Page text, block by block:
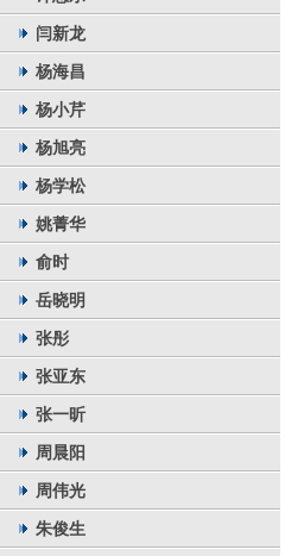
闫新龙
杨海昌
杨小芹
杨旭亮
杨学松
姚菁华
俞时
岳晓明
张彤
张亚东
张一昕
周晨阳
周伟光
朱俊生